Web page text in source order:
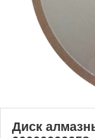
Диск